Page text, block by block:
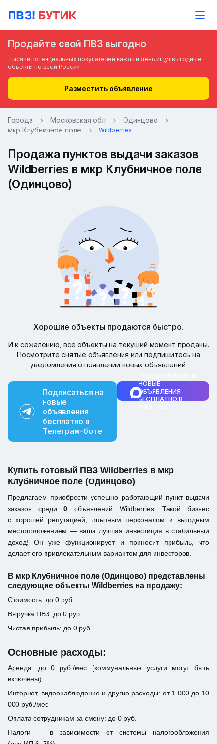
Продайте свой ПВЗ выгодно
Тысячи потенциальных покупателей каждый день ищут выгодные
объекты по всей России
Разместить объявление
Города Московская обл
Одинцово
мкр Клубничное поле
Wildberries
Продажа пунктов выдачи заказов
Wildberries в мкр Клубничное поле
(Одинцово)
Хорошие объекты продаются быстро.
И к сожалению, все объекты на текущий момент проданы.
Посмотрите снятые объявления или подпишитесь на
уведомления о появлении новых объявлений.
Подписаться на
новые
объявления
бесплатно в
Телеграм-боте
НОВЫЕ
ОБЪЯВЛЕНИЯ
БЕСПЛАТНО В
Купить готовый ПВЗ Wildberries в мкр
Клубничное поле (Одинцово)
Предлагаем приобрести успешно работающий пункт выдачи
заказов среди0 объявлений Wildberries! Такой бизнес
с хорошей репутацией, опытным персоналом и выгодным
местоположением — ваша лучшая инвестиция в стабильный
доход! Он уже функционирует и приносит прибыль, что
делает его привлекательным вариантом для инвесторов.
В мкр Клубничное поле (Одинцово) представлены
следующие объекты Wildberries на продажу:
Стоимость: до 0 руб.
Выручка ПВЗ: до 0 руб.
Чистая прибыль: до 0 руб.
Основные расходы:
Аренда: до 0 руб./мес (коммунальные услуги могут быть
включены)
Интернет, видеонаблюдение и другие расходы: от 1 000 до 10
000 руб./мес
Оплата сотрудникам за смену: до 0 руб.
Налоги — в зависимости от системы налогообложения